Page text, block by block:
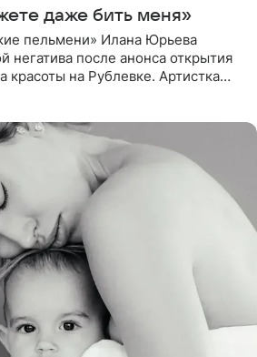
даже бить меня»
пельмени» Илана Юрьева
негатива после анонса открытия
красоты на Рублевке. Артистка